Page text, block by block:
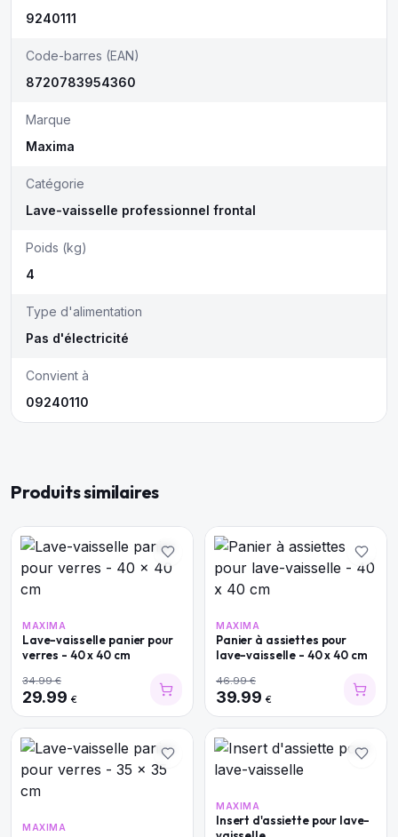
9240111
Code-barres (EAN)
8720783954360
Marque
Maxima
Catégorie
Lave-vaisselle professionnel frontal
Poids (kg)
4
Type d'alimentation
Pas d'électricité
Convient à
09240110
Produits similaires
MAXIMA
Lave-vaisselle panier pour
verres - 40 x 40 cm
34.99€
29.99 €
MAXIMA
Panier à assiettes pour
lave-vaisselle - 40 x 40 cm
46.99€
39.99 €
MAXIMA
MAXIMA
Insert d'assiette pour lave-